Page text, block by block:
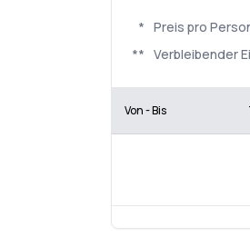
* Preis pro
** Verbleibender
Von - Bis